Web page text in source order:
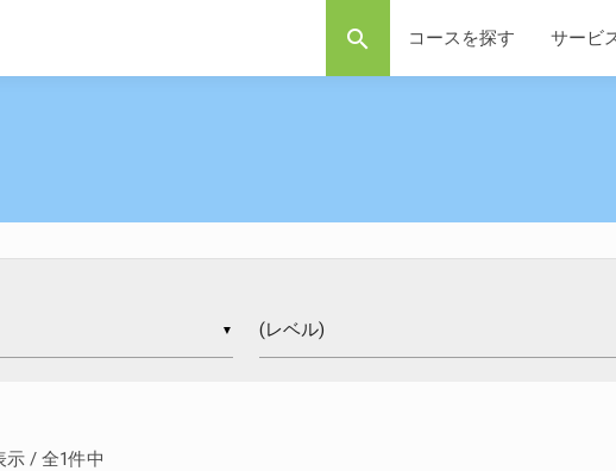
search コースを探す サービ
▼
示 / 全1件中